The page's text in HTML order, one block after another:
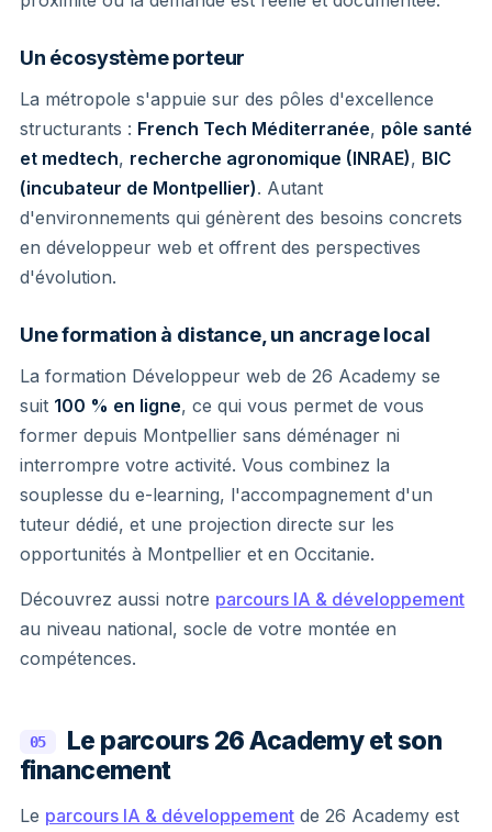
Un écosystème porteur
La métropole s'appuie sur des pôles d'excellence
structurants : French Tech Méditerranée, pôle santé
et medtech, recherche agronomique (INRAE), BIC
(incubateur de Montpellier). Autant
d'environnements qui génèrent des besoins concrets
en développeur web et offrent des perspectives
d'évolution.
Une formation à distance, un ancrage local
La formation Développeur web de 26 Academy se
suit 100 % en ligne, ce qui vous permet de vous
former depuis Montpellier sans déménager ni
interrompre votre activité. Vous combinez la
souplesse du e-learning, l'accompagnement d'un
tuteur dédié, et une projection directe sur les
opportunités à Montpellier et en Occitanie.
Découvrez aussi notre parcours IA & développement
au niveau national, socle de votre montée en
compétences.
05
Le parcours 26 Academy et son
financement
Le parcours IA & développement de 26 Academy est